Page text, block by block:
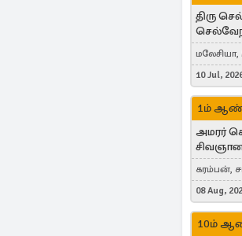
திரு
மலேசியா,
Duisburg,
Kingdom
10 Jul,
1ம்
அமரர்
கரம்பன்,
London,
08 Aug,
10ம்